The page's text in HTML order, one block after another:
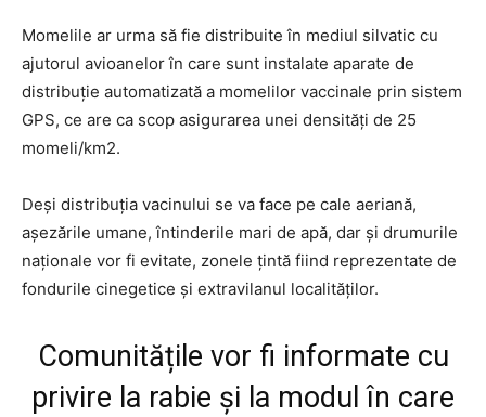
Momelile ar urma să fie distribuite în mediul silvatic cu
ajutorul avioanelor în care sunt instalate aparate de
distribuție automatizată a momelilor vaccinale prin sistem
GPS, ce are ca scop asigurarea unei densități de 25
momeli/km2.
Deși distribuția vacinului se va face pe cale aeriană,
așezările umane, întinderile mari de apă, dar și drumurile
naționale vor fi evitate, zonele țintă fiind reprezentate de
fondurile cinegetice și extravilanul localităților.
Comunitățile vor fi informate cu
privire la rabie și la modul în care